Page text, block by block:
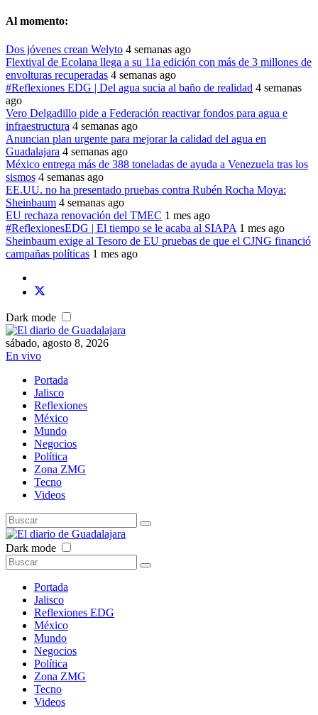
Al momento:
Dos jóvenes crean Welyto 4 semanas ago
Flextival de Ecolana llega a su 11a edición con más de 3 millones de
envolturas recuperadas 4 semanas ago
#Reflexiones EDG | Del agua sucia al baño de realidad 4 semanas
ago
Vero Delgadillo pide a Federación reactivar fondos para agua e
infraestructura 4 semanas ago
Anuncian plan urgente para mejorar la calidad del agua en
Guadalajara 4 semanas ago
México entrega más de 388 toneladas de ayuda a Venezuela tras los
sismos 4 semanas ago
EE.UU. no ha presentado pruebas contra Rubén Rocha Moya:
Sheinbaum 4 semanas ago
EU rechaza renovación del TMEC 1 mes ago
#ReflexionesEDG | El tiempo se le acaba al SIAPA 1 mes ago
Sheinbaum exige al Tesoro de EU pruebas de que el CJNG financió
campañas políticas 1 mes ago
Dark mode
sábado, agosto 8, 2026
En vivo
Portada
Jalisco
Reflexiones
México
Mundo
Negocios
Política
Zona ZMG
Tecno
Videos
Dark mode
Portada
Jalisco
Reflexiones EDG
México
Mundo
Negocios
Política
Zona ZMG
Tecno
Videos